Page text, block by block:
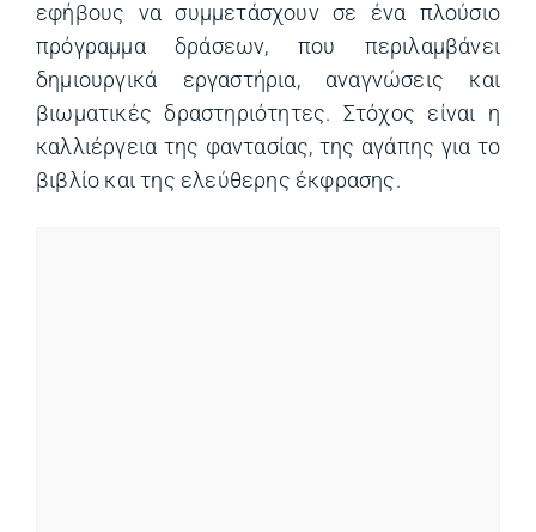
εφήβους να συμμετάσχουν σε ένα πλούσιο
πρόγραμμα δράσεων, που περιλαμβάνει
δημιουργικά εργαστήρια, αναγνώσεις και
βιωματικές δραστηριότητες. Στόχος είναι η
καλλιέργεια της φαντασίας, της αγάπης για το
βιβλίο και της ελεύθερης έκφρασης.